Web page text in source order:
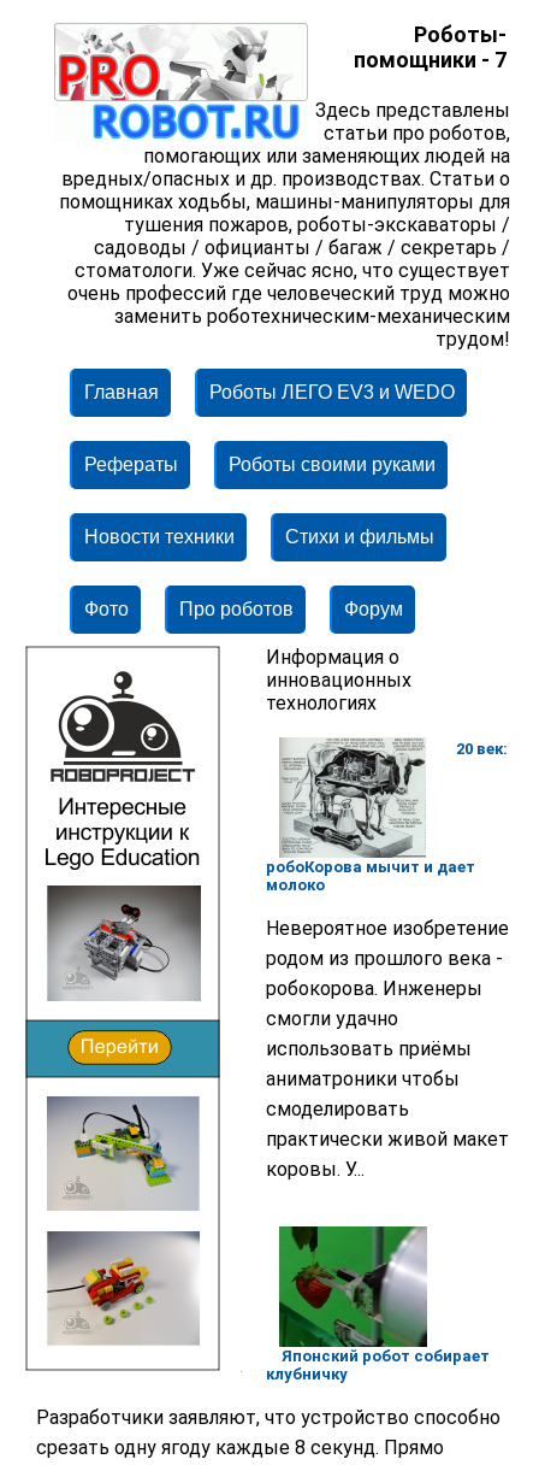
Роботы-
помощники - 7
Здесь представлены
статьи про роботов,
помогающих или заменяющих людей на
вредных/опасных и др. производствах. Статьи о
помощниках ходьбы, машины-манипуляторы для
тушения пожаров, роботы-экскаваторы /
садоводы / официанты / багаж / секретарь /
стоматологи. Уже сейчас ясно, что существует
очень профессий где человеческий труд можно
заменить роботехническим-механическим
трудом!
Главная Роботы ЛЕГО EV3 и WEDO
Рефераты Роботы своими руками
Новости техники Стихи и фильмы
Фото Про роботов Форум
Информация о
инновационных
технологиях
20 век:
робоКорова мычит и дает
молоко
Невероятное изобретение
родом из прошлого века -
робокорова. Инженеры
смогли удачно
использовать приёмы
аниматроники чтобы
смоделировать
практически живой макет
коровы. У...
Японский робот собирает
клубничку
Разработчики заявляют, что устройство способно
срезать одну ягоду каждые 8 секунд. Прямо